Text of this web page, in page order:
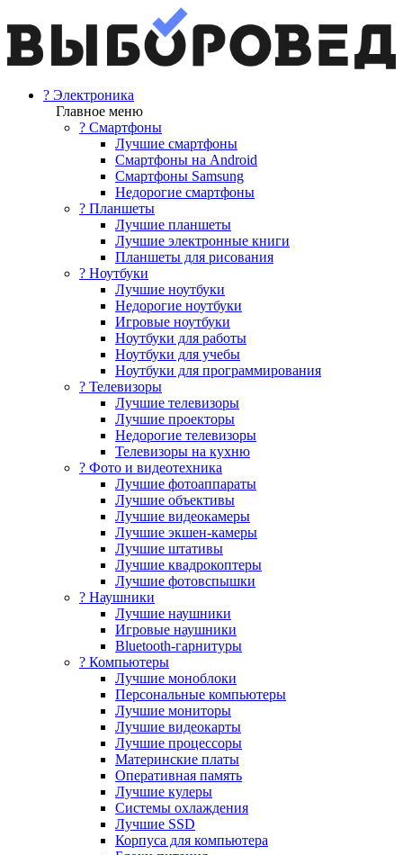
? Электроника
Главное меню
? Смартфоны
Лучшие смартфоны
Смартфоны на Android
Смартфоны Samsung
Недорогие смартфоны
? Планшеты
Лучшие планшеты
Лучшие электронные книги
Планшеты для рисования
? Ноутбуки
Лучшие ноутбуки
Недорогие ноутбуки
Игровые ноутбуки
Ноутбуки для работы
Ноутбуки для учебы
Ноутбуки для программирования
? Телевизоры
Лучшие телевизоры
Лучшие проекторы
Недорогие телевизоры
Телевизоры на кухню
? Фото и видеотехника
Лучшие фотоаппараты
Лучшие объективы
Лучшие видеокамеры
Лучшие экшен-камеры
Лучшие штативы
Лучшие квадрокоптеры
Лучшие фотовспышки
? Наушники
Лучшие наушники
Игровые наушники
Bluetooth-гарнитуры
?️ Компьютеры
Лучшие моноблоки
Персональные компьютеры
Лучшие мониторы
Лучшие видеокарты
Лучшие процессоры
Материнские платы
Оперативная память
Лучшие кулеры
Системы охлаждения
Лучшие SSD
Корпуса для компьютера